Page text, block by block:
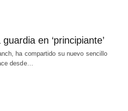
en ‘principiante’
ha compartido su nuevo sencillo
desde…